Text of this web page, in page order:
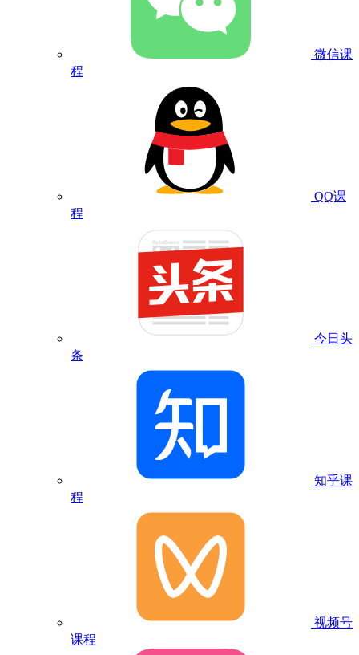
微信课
程
QQ课
程
今日头
条
知乎课
程
视频号
课程